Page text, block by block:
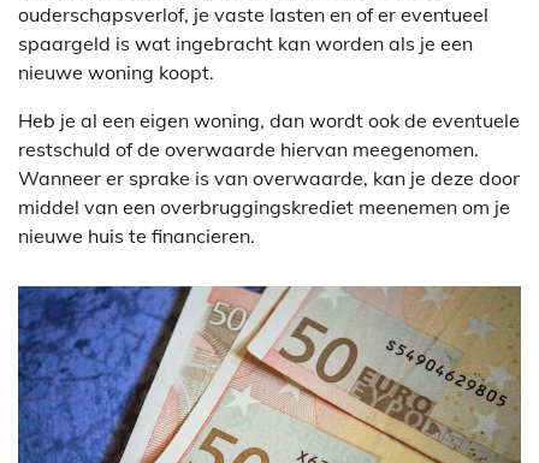
ouderschapsverlof, je vaste lasten en of er eventueel
spaargeld is wat ingebracht kan worden als je een
nieuwe woning koopt.
Heb je al een eigen woning, dan wordt ook de eventuele
restschuld of de overwaarde hiervan meegenomen.
Wanneer er sprake is van overwaarde, kan je deze door
middel van een overbruggingskrediet meenemen om je
nieuwe huis te financieren.